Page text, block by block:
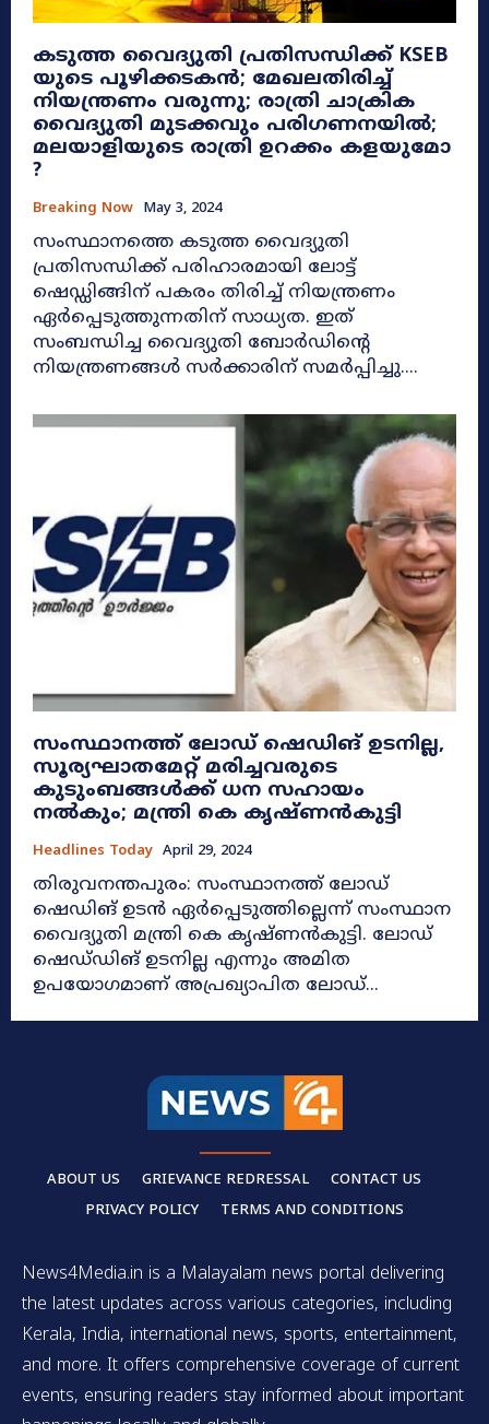
കടുത്ത വൈദ്യുതി പ്രതിസന്ധിക്ക് KSEB
യുടെ പൂഴിക്കടകൻ; മേഖലതിരിച്ച്
നിയന്ത്രണം വരുന്നു; രാത്രി ചാക്രിക
വൈദ്യുതി മുടക്കവും പരിഗണനയിൽ;
മലയാളിയുടെ രാത്രി ഉറക്കം കളയുമോ
?
Breaking Now May 3, 2024
സംസ്ഥാനത്തെ കടുത്ത വൈദ്യുതി
പ്രതിസന്ധിക്ക് പരിഹാരമായി ലോട്ട്
ഷെഡ്ഡിങ്ങിന് പകരം തിരിച്ച് നിയന്ത്രണം
ഏർപ്പെടുത്തുന്നതിന് സാധ്യത. ഇത്
സംബന്ധിച്ച വൈദ്യുതി ബോർഡിന്റെ
നിയന്ത്രണങ്ങൾ സർക്കാരിന് സമർപ്പിച്ചു....
സംസ്ഥാനത്ത് ലോഡ് ഷെഡിങ് ഉടനില്ല,
സൂര്യഘാതമേറ്റ് മരിച്ചവരുടെ
കുടുംബങ്ങൾക്ക് ധന സഹായം
നൽകും; മന്ത്രി കെ കൃഷ്ണൻകുട്ടി
Headlines Today April 29, 2024
തിരുവനന്തപുരം: സംസ്ഥാനത്ത് ലോഡ്
ഷെഡിങ് ഉടൻ ഏർപ്പെടുത്തില്ലെന്ന് സംസ്ഥാന
വൈദ്യുതി മന്ത്രി കെ കൃഷ്ണൻകുട്ടി. ലോഡ്
ഷെഡ്‌ഡിങ് ഉടനില്ല എന്നും അമിത
ഉപയോഗമാണ് അപ്രഖ്യാപിത ലോഡ്...
ABOUT US GRIEVANCE REDRESSAL
CONTACT US
PRIVACY POLICY
TERMS AND CONDITIONS
News4Media.in is a Malayalam news portal delivering
the latest updates across various categories, including
Kerala, India, international news, sports, entertainment,
and more. It offers comprehensive coverage of current
events, ensuring readers stay informed about important